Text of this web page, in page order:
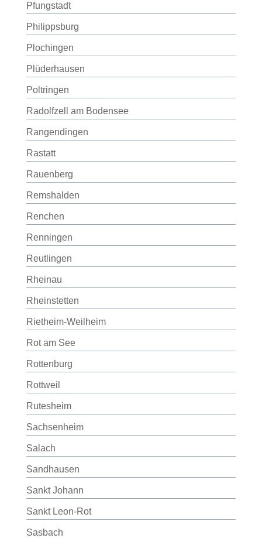
Pfungstadt
Philippsburg
Plochingen
Plüderhausen
Poltringen
Radolfzell am Bodensee
Rangendingen
Rastatt
Rauenberg
Remshalden
Renchen
Renningen
Reutlingen
Rheinau
Rheinstetten
Rietheim-Weilheim
Rot am See
Rottenburg
Rottweil
Rutesheim
Sachsenheim
Salach
Sandhausen
Sankt Johann
Sankt Leon-Rot
Sasbach